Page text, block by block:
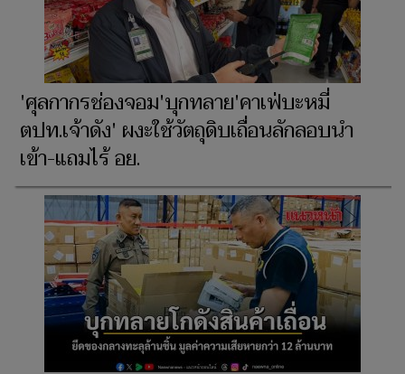
'ศุลกากรช่องจอม'บุกทลาย'คาเฟ่บะหมี่
ตปท.เจ้าดัง' ผงะใช้วัตถุดิบเถื่อนลักลอบนำ
เข้า-แถมไร้ อย.